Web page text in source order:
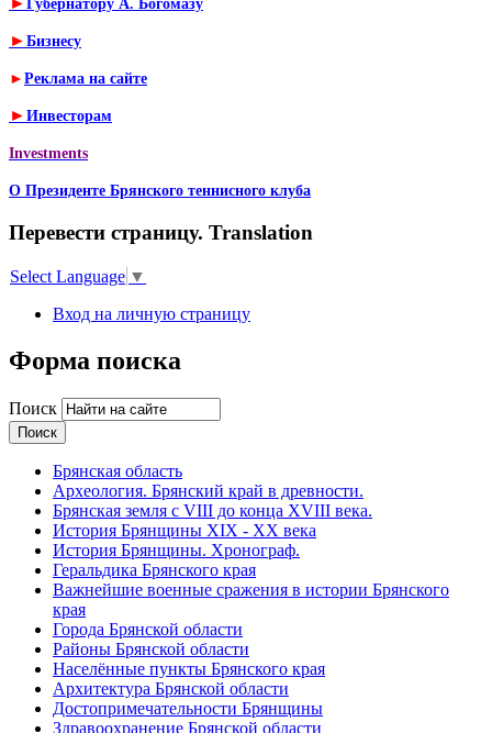
Губернатору А. Богомазу
► Бизнесу
► Реклама на сайте
► Инвесторам
Investments
О Президенте Брянского теннисного клуба
Перевести страницу. Translation
Select Language ▼
Вход на личную страницу
Форма поиска
Поиск
Брянская область
Археология. Брянский край в древности.
Брянская земля с VIII до конца XVIII века.
История Брянщины XIX - XX века
История Брянщины. Хронограф.
Геральдика Брянского края
Важнейшие военные сражения в истории Брянского
края
Города Брянской области
Районы Брянской области
Населённые пункты Брянского края
Архитектура Брянской области
Достопримечательности Брянщины
Здравоохранение Брянской области